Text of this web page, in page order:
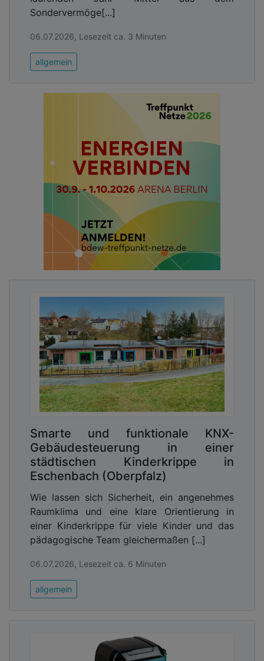
Sondervermöge[...]
06.07.2026, Lesezeit ca. 3 Minuten
allgemein
Smarte und funktionale KNX-
Gebäudesteuerung in einer
städtischen Kinderkrippe in
Eschenbach (Oberpfalz)
Wie lassen sich Sicherheit, ein angenehmes
Raumklima und eine klare Orientierung in
einer Kinderkrippe für viele Kinder und das
pädagogische Team gleichermaßen [...]
06.07.2026, Lesezeit ca. 6 Minuten
allgemein